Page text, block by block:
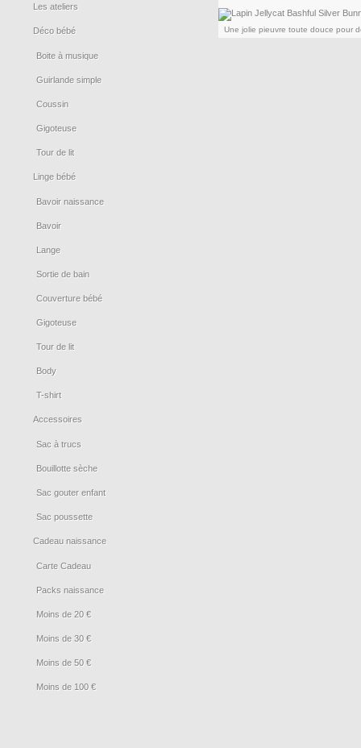
Les ateliers
Déco bébé
Boite à musique
Guirlande simple
Coussin
Gigoteuse
Tour de lit
Linge bébé
Bavoir naissance
Bavoir
Lange
Sortie de bain
Couverture bébé
Gigoteuse
Tour de lit
Body
T-shirt
Accessoires
Sac à trucs
Bouillotte sèche
Sac gouter enfant
Sac poussette
Cadeau naissance
Carte Cadeau
Packs naissance
Moins de 20 €
Moins de 30 €
Moins de 50 €
Moins de 100 €
Une jolie pieuvre toute douce pour